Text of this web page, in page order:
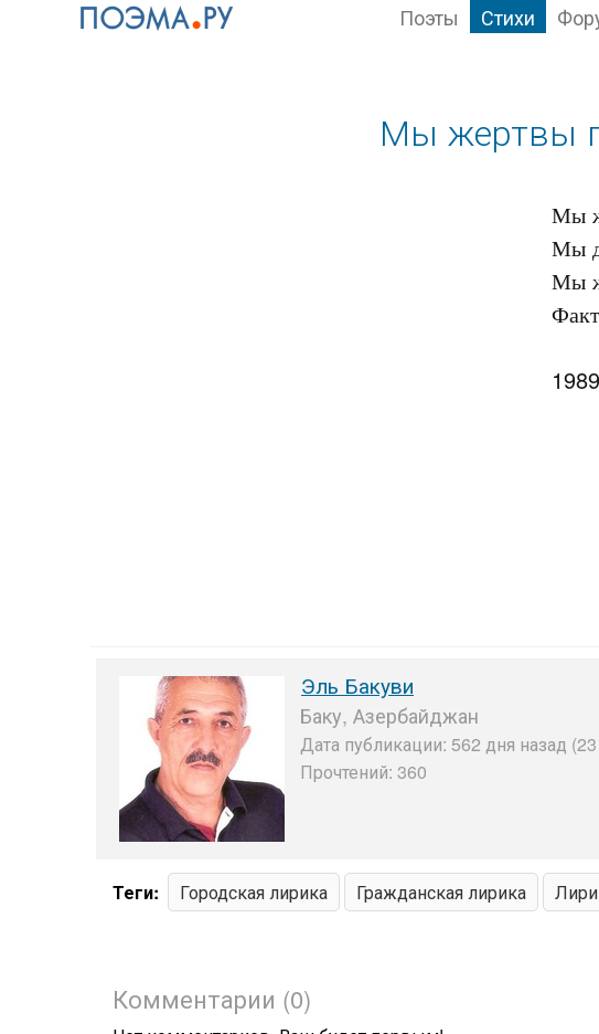
Поэты Стихи
Мы жертвы
Мы
Мы
Мы
1989
Эль Бакуви
Баку, Азербайджан
Дата публикации: 562 дня назад
Прочтений: 360
Теги: Городская лирика Гражданская лирика
Комментарии (0)